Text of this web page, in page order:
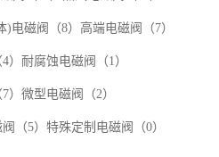
)电磁阀（8） 高端电磁阀（7）
） 耐腐蚀电磁阀（1）
） 微型电磁阀（2）
（5） 特殊定制电磁阀（0）